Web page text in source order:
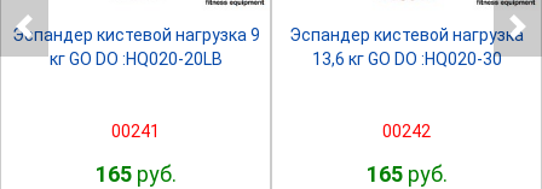
Эспандер кистевой нагрузка 9
кг GO DO :HQ020-20LB
00241
165руб.
Эспандер кистевой нагрузка
13,6 кг GO DO :HQ020-30
00242
165руб.